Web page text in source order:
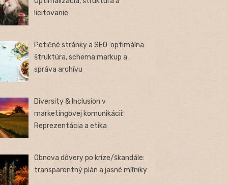
licitovanie
Petičné stránky a SEO: optimálna
štruktúra, schema markup a
správa archívu
Diversity & Inclusion v
marketingovej komunikácii:
Reprezentácia a etika
Obnova dôvery po kríze/škandále:
transparentný plán a jasné míľniky